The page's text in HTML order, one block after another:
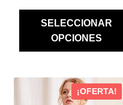
$ 1,980.00.
SELECCIONAR
OPCIONES
¡OFERTA!
PRODUCTO